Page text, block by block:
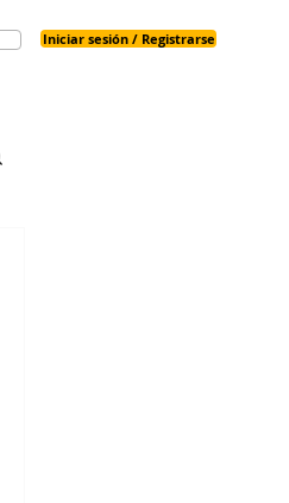
Iniciar sesión / Registrarse